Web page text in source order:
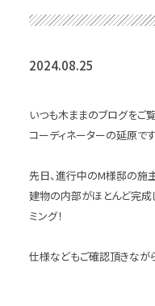
2024.08.25
いつも木ままのブログをご
コーディネーターの延原です
先日、進行中のM様邸の施
建物の内部がほとんど完成
ミング！
仕様などもご確認頂きなが